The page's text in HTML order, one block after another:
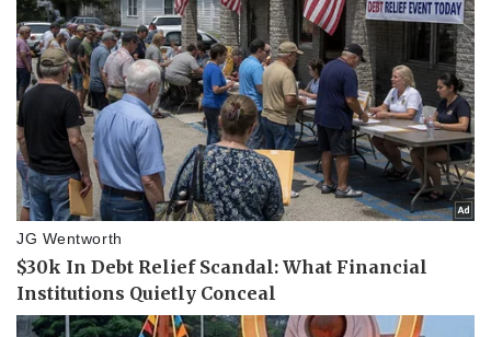
Doanh nghiệp
Thông tin doanh nghiệp
Doanh nghiệp 24h
Doanh nhân
Vì cộng đồng
Công nghệ
Sành điệu
Chuyển đổi số